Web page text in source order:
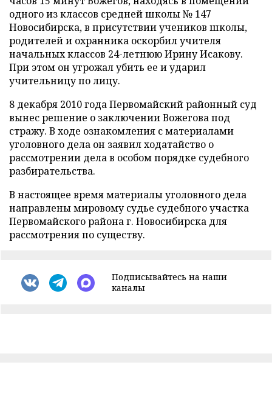
одного из классов средней школы № 147
Новосибирска, в присутствии учеников школы,
родителей и охранника оскорбил учителя
начальных классов 24-летнюю Ирину Исакову.
При этом он угрожал убить ее и ударил
учительницу по лицу.
8 декабря 2010 года Первомайский районный суд
вынес решение о заключении Вожегова под
стражу. В ходе ознакомления с материалами
уголовного дела он заявил ходатайство о
рассмотрении дела в особом порядке судебного
разбирательства.
В настоящее время материалы уголовного дела
направлены мировому судье судебного участка
Первомайского района г. Новосибирска для
рассмотрения по существу.
Подписывайтесь на наши
каналы